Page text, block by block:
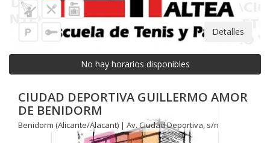
Detalles
No hay horarios disponibles
CIUDAD DEPORTIVA GUILLERMO AMOR
DE BENIDORM
Benidorm (Alicante/Alacant) | Av. Ciudad Deportiva, s/n